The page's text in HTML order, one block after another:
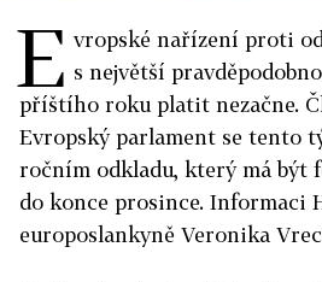
E vropské nařízení proti
s největší
příštího roku platit nezačne.
Evropský parlament se tento
ročním odkladu, který má být
do konce prosince. Informaci
europoslankyně Veronika